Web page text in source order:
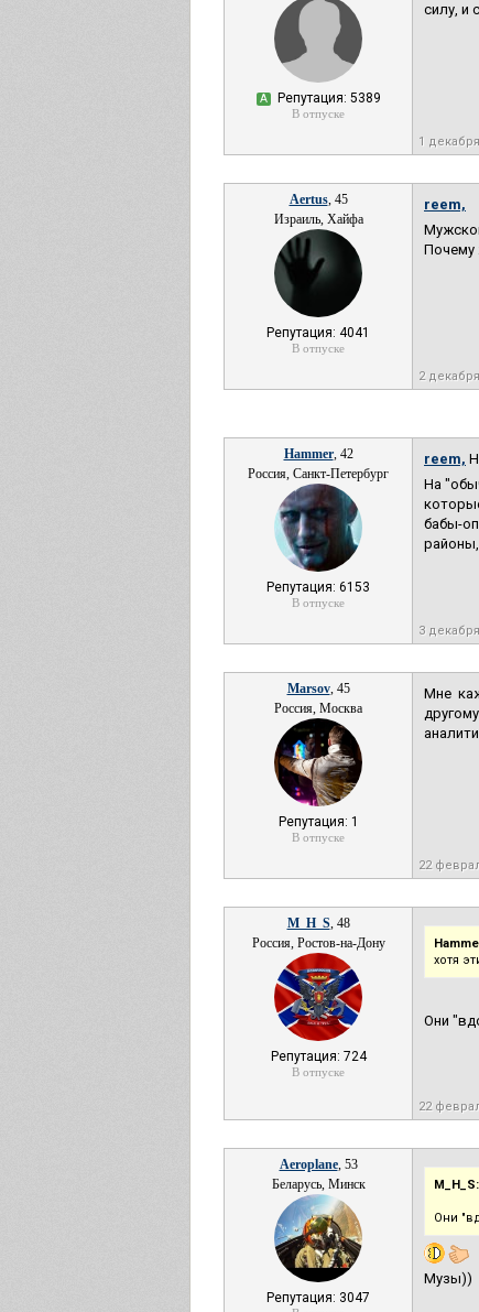
А Репутация: 5389
В отпуске
силу, и
1
Aertus, 45
Израиль, Хайфа
Репутация: 4041
В отпуске
reem,
Почему
2
Hammer, 42
Россия, Санкт-Петербург
Репутация: 6153
В отпуске
reem,
На
бабы-
3
Marsov, 45
Россия, Москва
Репутация: 1
В отпуске
Мне
22
M_H_S, 48
Россия, Ростов-на-Дону
Репутация: 724
В отпуске
хотя
Они
22
Aeroplane, 53
Беларусь, Минск
Репутация: 3047
M_H_S:
Они
Музы))